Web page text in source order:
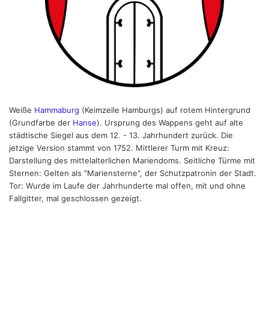
Weiße Hammaburg (Keimzelle Hamburgs) auf rotem Hintergrund
(Grundfarbe der Hanse). Ursprung des Wappens geht auf alte
städtische Siegel aus dem 12. - 13. Jahrhundert zurück. Die
jetzige Version stammt von 1752. Mittlerer Turm mit Kreuz:
Darstellung des mittelalterlichen Mariendoms. Seitliche Türme mit
Sternen: Gelten als "Mariensterne", der Schutzpatronin der Stadt.
Tor: Wurde im Laufe der Jahrhunderte mal offen, mit und ohne
Fallgitter, mal geschlossen gezeigt.